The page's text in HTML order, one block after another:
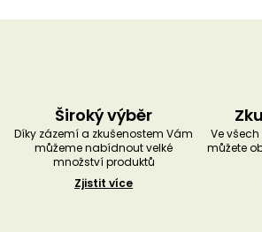
Široký výběr
Díky zázemí a zkušenostem Vám
můžeme nabídnout velké
množství produktů
Zjistit více
Ve
můžete